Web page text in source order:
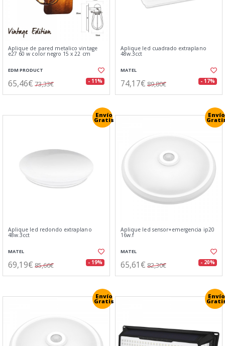
Aplique de pared metalico vintage
e27 60 w color negro 15 x 22 cm
EDM PRODUCT
65,46€ 73,33€ - 11%
Aplique led cuadrado extraplano
48w.3cct
MATEL
74,17€ 89,80€ - 17%
Envío
Gratis
Aplique led redondo extraplano
48w.3cct
MATEL
69,19€ 85,66€ - 19%
Envío
Aplique led sensor+emergencia ip20
16w.f
MATEL
65,61€ 82,30€ - 20%
Envío
Gratis
Envío